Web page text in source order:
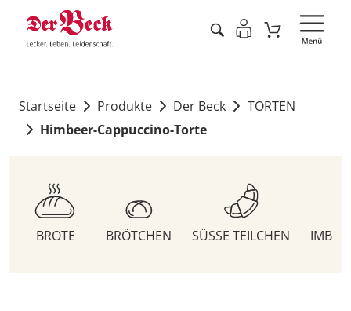
Startseite Produkte Der Beck
TORTEN
Himbeer-Cappuccino-Torte
BROTE BRÖTCHEN SÜSSE TEILCHEN